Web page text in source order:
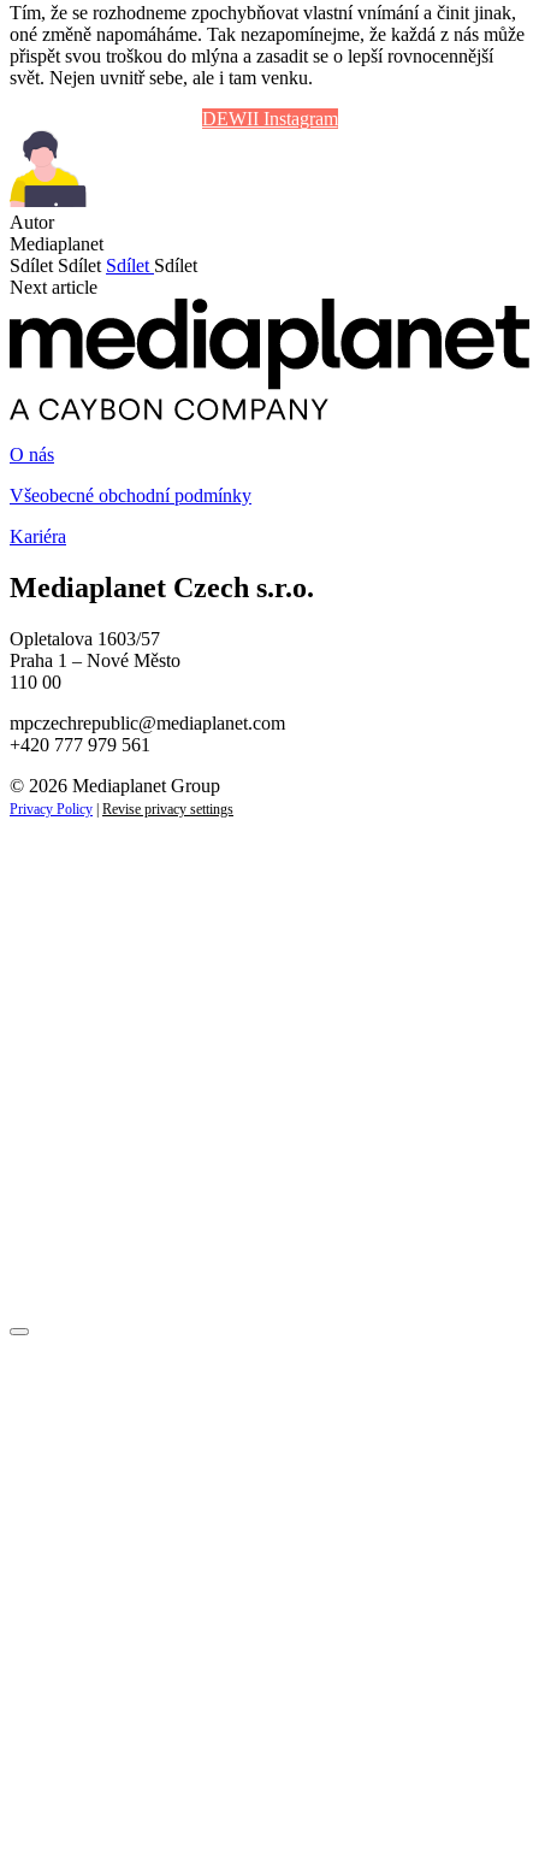
Tím, že se rozhodneme zpochybňovat vlastní vnímání a činit jinak,
oné změně napomáháme. Tak nezapomínejme, že každá z nás může
přispět svou troškou do mlýna a zasadit se o lepší rovnocennější
svět. Nejen uvnitř sebe, ale i tam venku.
DEWII Instagram
Autor
Mediaplanet
Sdílet Sdílet Sdílet Sdílet
Next article
O nás
Všeobecné obchodní podmínky
Kariéra
Mediaplanet Czech s.r.o.
Opletalova 1603/57
Praha 1 – Nové Město
110 00
mpczechrepublic@mediaplanet.com
+420 777 979 561
© 2026 Mediaplanet Group
Privacy Policy | Revise privacy settings